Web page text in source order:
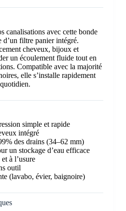
canalisations avec cette bonde
filtre panier intégré.
cheveux, bijoux et
un écoulement fluide tout en
Compatible avec la majorité
elle s’installe rapidement
simple et rapide
intégré
des drains (34–62 mm)
un stockage d’eau efficace
à l’usure
outil
(lavabo, évier, baignoire)